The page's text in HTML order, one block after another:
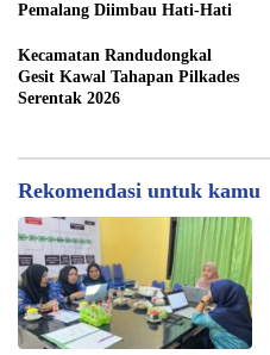
Pemalang Diimbau Hati-Hati
Kecamatan Randudongkal
Gesit Kawal Tahapan Pilkades
Serentak 2026
Rekomendasi untuk kamu